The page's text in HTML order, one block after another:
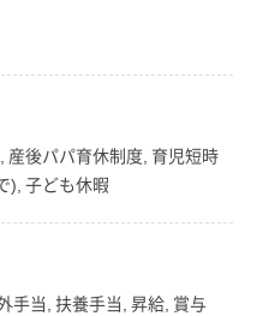
後パパ育休制度, 育児短時
), 子ども休暇
手当, 扶養手当, 昇給, 賞与